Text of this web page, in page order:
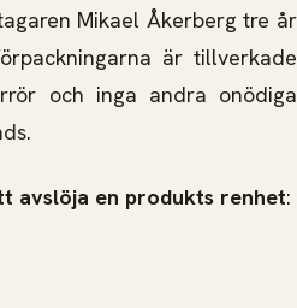
Mikael Åkerberg tre år
är tillverkade
och inga andra onödiga
avslöja en produkts renhet: